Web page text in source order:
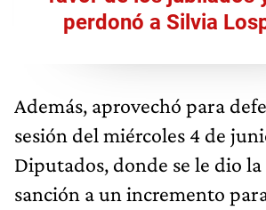
perdonó a Silvia
Además, aprovechó para
sesión del miércoles 4 de
Diputados, donde se le dio
sanción a un incremento